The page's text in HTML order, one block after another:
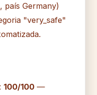
país Germany)
"very_safe"
100/100 —